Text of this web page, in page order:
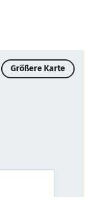
Größere Karte